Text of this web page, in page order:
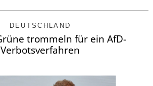
DEUTSCHLAND
trommeln für ein AfD-
Verbotsverfahren